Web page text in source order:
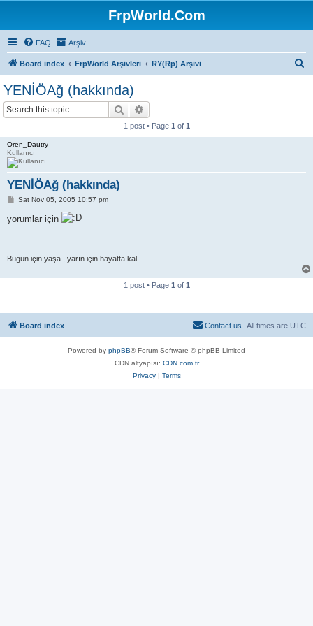
FrpWorld.Com
FAQ Arşiv
Board index FrpWorld Arşivleri RY(Rp) Arşivi
YENİÖAğ (hakkında)
Search
1 post • Page 1 of 1
Oren_Dautry
Kullanıcı
YENİÖAğ (hakkında)
P
t
Sat Nov 05, 2005 10:57 pm
yorumlar için
Bugün için yaşa , yarın için hayatta kal..
1 post • Page 1 of 1
Board index All times are UTC
Contact us
Powered by phpBB® Forum Software © phpBB Limited
CDN altyapısı: CDN.com.tr
Privacy| Terms